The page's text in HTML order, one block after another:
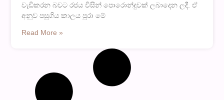
වැඩිකරන බවට රජය විසින් පොරොන්දුවක් ලබාදෙන ලදී. ඒ
අනුව පසුගිය කාලය පුරා මේ
Read More »